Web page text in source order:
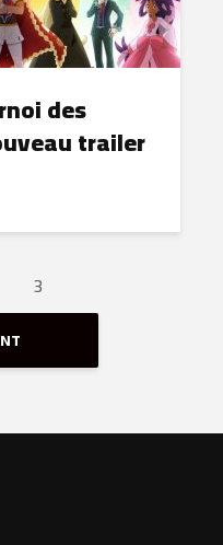
des
trailer
3